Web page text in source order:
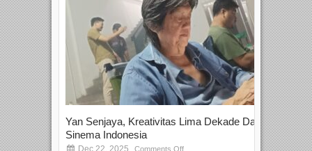
Yan Senjaya, Kreativitas Lima Dekade Dalam
Sinema Indonesia
Dec 22, 2025 Comments Off